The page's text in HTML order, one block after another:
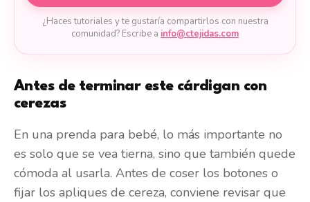
¿Haces tutoriales y te gustaría compartirlos con nuestra
comunidad? Escribe a info@ctejidas.com
Antes de terminar este cárdigan con
cerezas
En una prenda para bebé, lo más importante no
es solo que se vea tierna, sino que también quede
cómoda al usarla. Antes de coser los botones o
fijar los apliques de cereza, conviene revisar que